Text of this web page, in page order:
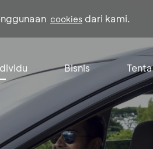
cookies dari kami.
Bisnis